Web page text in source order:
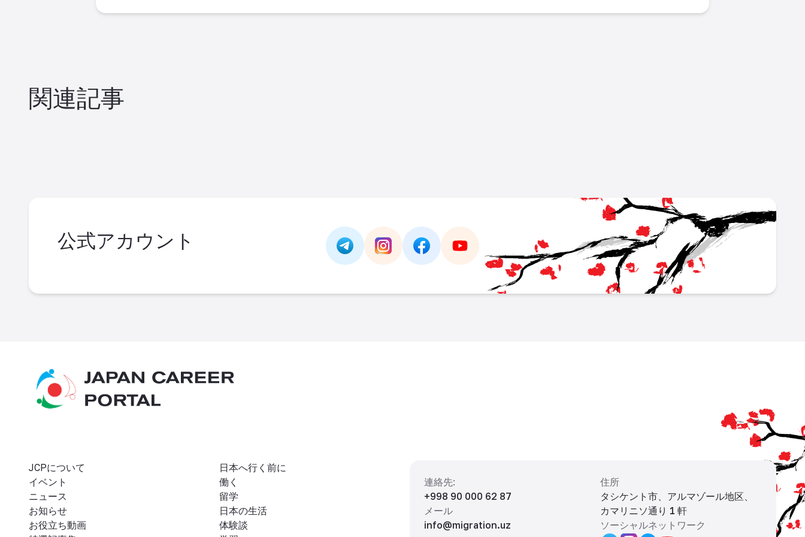
関連記事
公式アカウント
Link - https://t.me/JAPAN_CAREER_PORTAL
https://www.instagram.com/japan_career_portal/
Link - https://www.facebook.com/people/JAPAN-Career-Portal/61559298473178/
https://www.youtube.com/channel/UC6Ir7IOx7PpO83LthvphPVA
JCPについて
イベント
ニュース
お知らせ
お役立ち動画
日本へ行く前に
働く
留学
日本の生活
体験談
連絡先:
+998 90 000 62 87
メール
info@migration.uz
住所
タシケント市、アルマゾール地区、
カマリニソ通り 1 軒
ソーシャルネットワーク